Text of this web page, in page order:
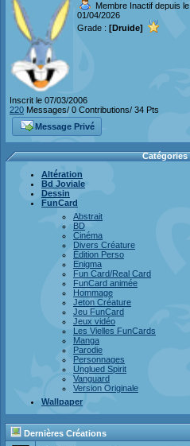
Membre Inactif depuis le
01/04/2026
Grade : [Druide]
Inscrit le 07/03/2006
220 Messages/ 0 Contributions/ 34 Pts
Message Privé
Catégories
Altération
Bd Joviale
Dessin
FunCard
Abstrait
BD
Cinéma
Divers Créature
Édition Perso
Enigma
Fun Card/Real Card
FunCard animée
Hommage
Jeton Créature
Jeu FunCard
Jeux vidéo
Les Vielles FunCards
Manga
Parodie
Personnages
Unglued Spirit
Vanguard
Version Originale
Wallpaper
Dernières Créations